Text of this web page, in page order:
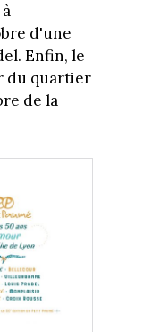
d'une
Enfin, le
du quartier
de la